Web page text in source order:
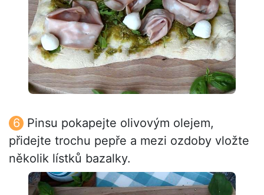
Pinsu pokapejte olivovým olejem,
přidejte trochu pepře a mezi ozdoby vložte
několik lístků bazalky.